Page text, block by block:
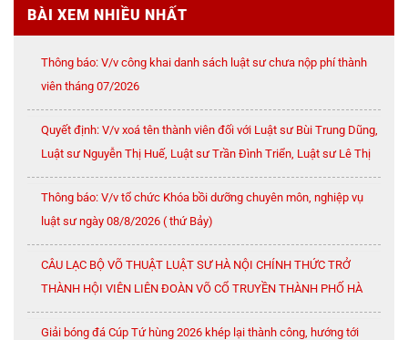
BÀI XEM NHIỀU NHẤT
Thông báo: V/v công khai danh sách luật sư chưa nộp phí thành
viên tháng 07/2026
Quyết định: V/v xoá tên thành viên đối với Luật sư Bùi Trung Dũng,
Luật sư Nguyễn Thị Huế, Luật sư Trần Đình Triển, Luật sư Lê Thị
Oanh
Thông báo: V/v tổ chức Khóa bồi dưỡng chuyên môn, nghiệp vụ
luật sư ngày 08/8/2026 ( thứ Bảy)
CÂU LẠC BỘ VÕ THUẬT LUẬT SƯ HÀ NỘI CHÍNH THỨC TRỞ
THÀNH HỘI VIÊN LIÊN ĐOÀN VÕ CỔ TRUYỀN THÀNH PHỐ HÀ
NỘI
Giải bóng đá Cúp Tứ hùng 2026 khép lại thành công, hướng tới